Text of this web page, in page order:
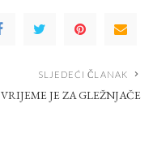
SLJEDEĆI ČLANAK
VRIJEME JE ZA GLEŽNJAČE